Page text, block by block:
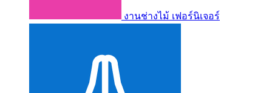
งานช่างไม้ เฟอร์นิเจอร์